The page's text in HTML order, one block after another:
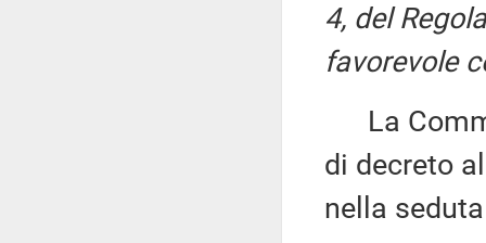
4, del
favorevole
La
di decreto
nella